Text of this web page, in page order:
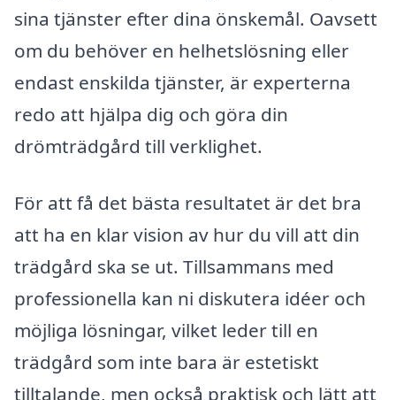
sina tjänster efter dina önskemål. Oavsett
om du behöver en helhetslösning eller
endast enskilda tjänster, är experterna
redo att hjälpa dig och göra din
drömträdgård till verklighet.
För att få det bästa resultatet är det bra
att ha en klar vision av hur du vill att din
trädgård ska se ut. Tillsammans med
professionella kan ni diskutera idéer och
möjliga lösningar, vilket leder till en
trädgård som inte bara är estetiskt
tilltalande, men också praktisk och lätt att